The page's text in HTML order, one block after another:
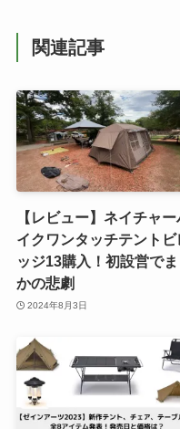
関連記事
【レビュー】ネイチャー
イクワンタッチテントビ
ッジ13購入！初設営でま
かの悲劇
2024年8月3日